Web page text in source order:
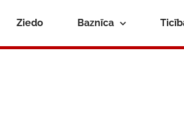
Ziedo Baznīca